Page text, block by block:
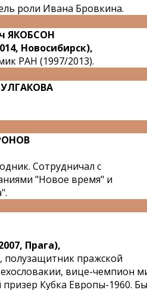
роли Ивана Бровкина.
ЯКОБСОН
Новосибирск),
РАН (1997/2013).
Сотрудничал с
"Новое время" и
Прага),
полузащитник пражской
вице-чемпион
призер Кубка Европы-1960.